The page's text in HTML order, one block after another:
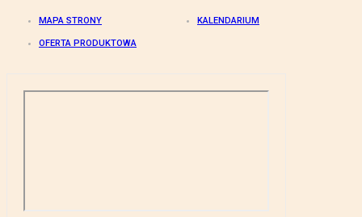
MAPA STRONY KALENDARIUM
OFERTA PRODUKTOWA